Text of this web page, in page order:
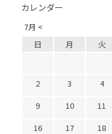
カレンダー
7月 <
日 月 火
2
3 4
9
10 11
16
17 18